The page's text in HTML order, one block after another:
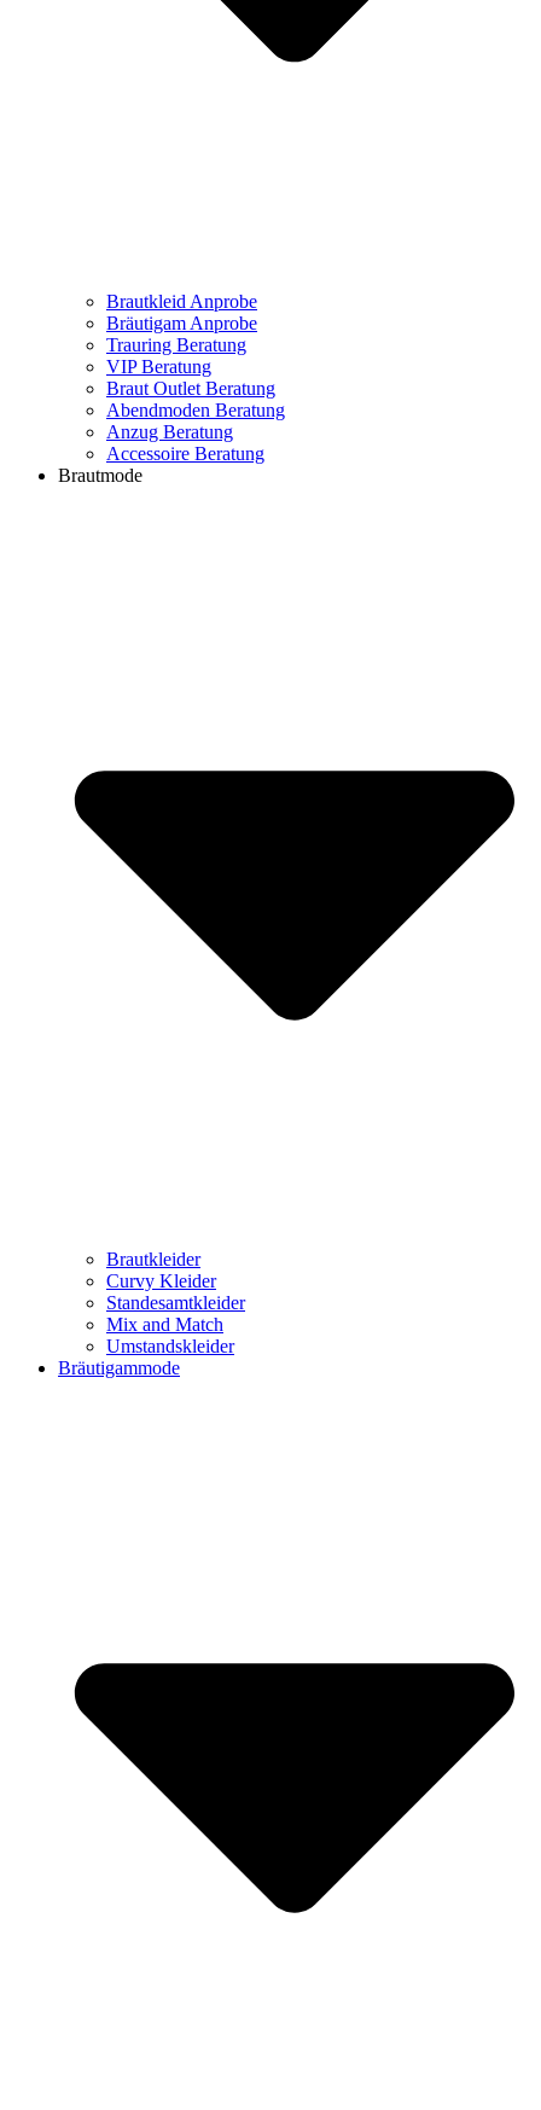
Brautkleid Anprobe
Bräutigam Anprobe
Trauring Beratung
VIP Beratung
Braut Outlet Beratung
Abendmoden Beratung
Anzug Beratung
Accessoire Beratung
Brautmode
Brautkleider
Curvy Kleider
Standesamtkleider
Mix and Match
Umstandskleider
Bräutigammode